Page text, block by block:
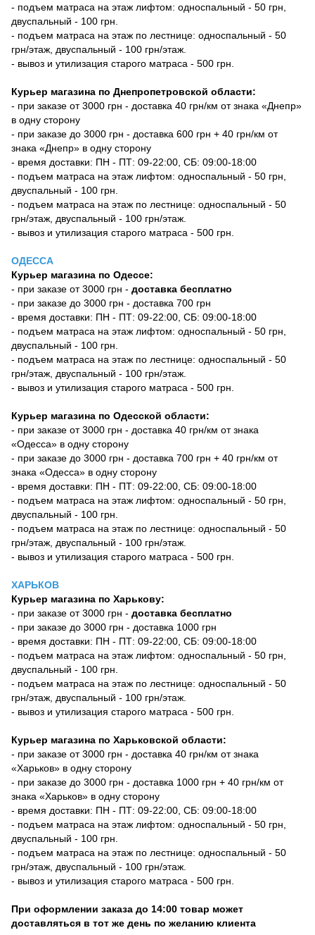
- подъем матраса на этаж лифтом: односпальный - 50 грн,
двуспальный - 100 грн.
- подъем матраса на этаж по лестнице: односпальный - 50
грн/этаж, двуспальный - 100 грн/этаж.
- вывоз и утилизация старого матраса - 500 грн.
Курьер магазина по Днепропетровской области:
- при заказе от 3000 грн - доставка 40 грн/км от знака «Днепр»
в одну сторону
- при заказе до 3000 грн - доставка 600 грн + 40 грн/км от
знака «Днепр» в одну сторону
- время доставки: ПН - ПТ: 09-22:00, СБ: 09:00-18:00
- подъем матраса на этаж лифтом: односпальный - 50 грн,
двуспальный - 100 грн.
- подъем матраса на этаж по лестнице: односпальный - 50
грн/этаж, двуспальный - 100 грн/этаж.
- вывоз и утилизация старого матраса - 500 грн.
ОДЕССА
Курьер магазина по Одессе:
- при заказе от 3000 грн - доставка бесплатно
- при заказе до 3000 грн - доставка 700 грн
- время доставки: ПН - ПТ: 09-22:00, СБ: 09:00-18:00
- подъем матраса на этаж лифтом: односпальный - 50 грн,
двуспальный - 100 грн.
- подъем матраса на этаж по лестнице: односпальный - 50
грн/этаж, двуспальный - 100 грн/этаж.
- вывоз и утилизация старого матраса - 500 грн.
Курьер магазина по Одесской области:
- при заказе от 3000 грн - доставка 40 грн/км от знака
«Одесса» в одну сторону
- при заказе до 3000 грн - доставка 700 грн + 40 грн/км от
знака «Одесса» в одну сторону
- время доставки: ПН - ПТ: 09-22:00, СБ: 09:00-18:00
- подъем матраса на этаж лифтом: односпальный - 50 грн,
двуспальный - 100 грн.
- подъем матраса на этаж по лестнице: односпальный - 50
грн/этаж, двуспальный - 100 грн/этаж.
- вывоз и утилизация старого матраса - 500 грн.
ХАРЬКОВ
Курьер магазина по Харькову:
- при заказе от 3000 грн - доставка бесплатно
- при заказе до 3000 грн - доставка 1000 грн
- время доставки: ПН - ПТ: 09-22:00, СБ: 09:00-18:00
- подъем матраса на этаж лифтом: односпальный - 50 грн,
двуспальный - 100 грн.
- подъем матраса на этаж по лестнице: односпальный - 50
грн/этаж, двуспальный - 100 грн/этаж.
- вывоз и утилизация старого матраса - 500 грн.
Курьер магазина по Харьковской области:
- при заказе от 3000 грн - доставка 40 грн/км от знака
«Харьков» в одну сторону
- при заказе до 3000 грн - доставка 1000 грн + 40 грн/км от
знака «Харьков» в одну сторону
- время доставки: ПН - ПТ: 09-22:00, СБ: 09:00-18:00
- подъем матраса на этаж лифтом: односпальный - 50 грн,
двуспальный - 100 грн.
- подъем матраса на этаж по лестнице: односпальный - 50
грн/этаж, двуспальный - 100 грн/этаж.
- вывоз и утилизация старого матраса - 500 грн.
При оформлении заказа до 14:00 товар может
доставляться в тот же день по желанию клиента